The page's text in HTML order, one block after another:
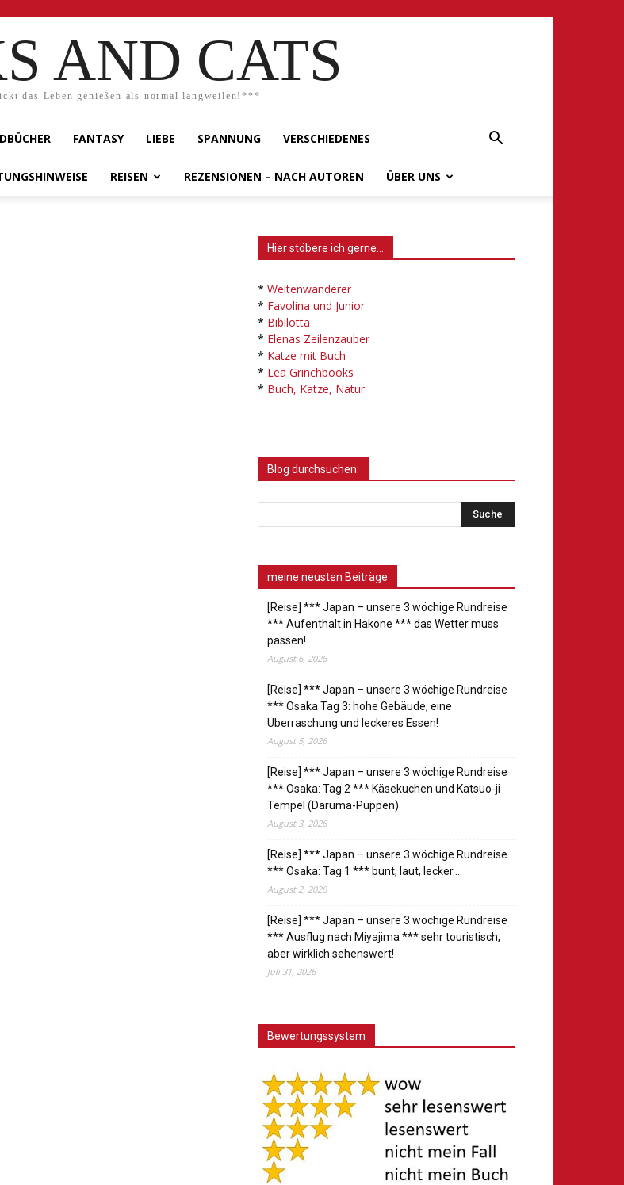
AND CATS
das Leben genießen als normal langweilen!***
FANTASY LIEBE SPANNUNG VERSCHIEDENES
REISEN REZENSIONEN – NACH AUTOREN ÜBER UNS
Hier stöbere ich gerne…
* Weltenwanderer
* Favolina und Junior
* Bibilotta
* Elenas Zeilenzauber
* Katze mit Buch
* Lea Grinchbooks
* Buch, Katze, Natur
Blog durchsuchen:
meine neusten Beiträge
[Reise] *** Japan – unsere 3 wöchige Rundreise
*** Aufenthalt in Hakone *** das Wetter muss
passen!
August 6, 2026
[Reise] *** Japan – unsere 3 wöchige Rundreise
*** Osaka Tag 3: hohe Gebäude, eine
Überraschung und leckeres Essen!
August 5, 2026
[Reise] *** Japan – unsere 3 wöchige Rundreise
*** Osaka: Tag 2 *** Käsekuchen und Katsuo-ji
Tempel (Daruma-Puppen)
August 3, 2026
[Reise] *** Japan – unsere 3 wöchige Rundreise
*** Osaka: Tag 1 *** bunt, laut, lecker…
August 2, 2026
[Reise] *** Japan – unsere 3 wöchige Rundreise
*** Ausflug nach Miyajima *** sehr touristisch,
aber wirklich sehenswert!
Juli 31, 2026
Bewertungssystem